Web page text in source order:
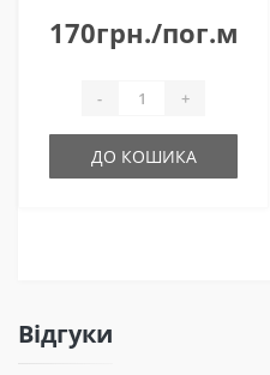
170грн./пог.м
- +
ДО КОШИКА
Відгуки